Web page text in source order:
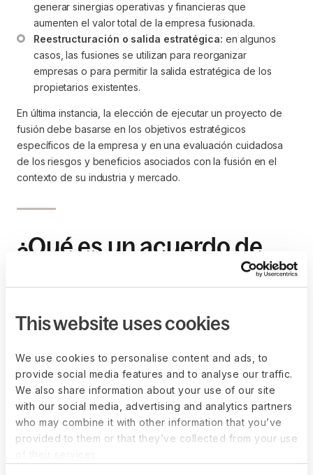
This website uses cookies
We use cookies to personalise content and ads, to
provide social media features and to analyse our traffic.
We also share information about your use of our site
with our social media, advertising and analytics partners
who may combine it with other information that you’ve
provided to them or that they’ve collected from your use
generar sinergias operativas y financieras que
aumenten el valor total de la empresa fusionada.
Reestructuración o salida estratégica: en algunos
casos, las fusiones se utilizan para reorganizar
empresas o para permitir la salida estratégica de los
propietarios existentes.
En última instancia, la elección de ejecutar un proyecto de
fusión debe basarse en los objetivos estratégicos
específicos de la empresa y en una evaluación cuidadosa
de los riesgos y beneficios asociados con la fusión en el
contexto de su industria y mercado.
¿Qué es un acuerdo de
términos y condiciones de la combinación de dos o más
aspectos clave, como la estructura de propiedad, los activos
y pasivos transferidos, los roles de la alta dirección y las
consideraciones financieras.
¿Cuáles son las ventajas